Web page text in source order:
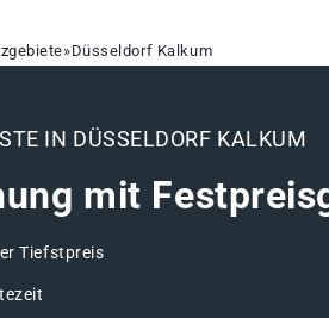
»Düsseldorf Kalkum
IN DÜSSELDORF KALKUM
mit
Tiefstpreis